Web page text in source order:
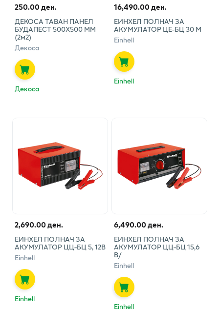
250.00 ден.
ДЕКОСА ТАВАН ПАНЕЛ
БУДАПЕСТ 500Х500 ММ
(2м2)
Декоса
Декоса
16,490.00 ден.
ЕИНХЕЛ ПОЛНАЧ ЗА
АКУМУЛАТОР ЦЕ-БЦ 30 М
Einhell
Einhell
2,690.00 ден.
ЕИНХЕЛ ПОЛНАЧ ЗА
АКУМУЛАТОР ЦЦ-БЦ 5, 12В
Einhell
Einhell
6,490.00 ден.
ЕИНХЕЛ ПОЛНАЧ ЗА
АКУМУЛАТОР ЦЦ-БЦ 15,6
В/
Einhell
Einhell